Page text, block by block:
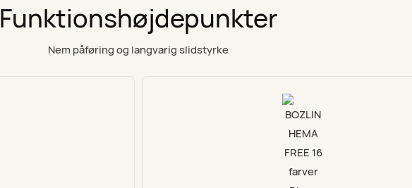
Funktionshøjdepunkter
Nem påføring og langvarig slidstyrke